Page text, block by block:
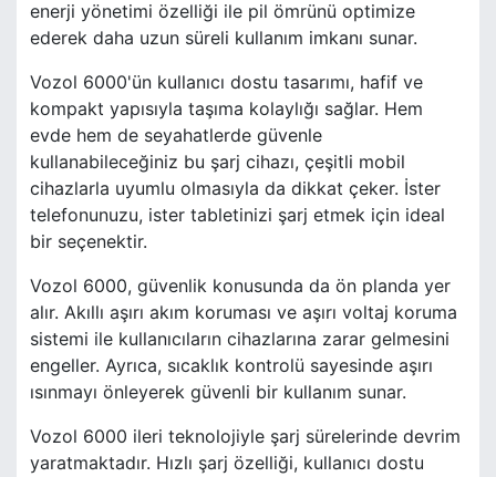
enerji yönetimi özelliği ile pil ömrünü optimize
ederek daha uzun süreli kullanım imkanı sunar.
Vozol 6000'ün kullanıcı dostu tasarımı, hafif ve
kompakt yapısıyla taşıma kolaylığı sağlar. Hem
evde hem de seyahatlerde güvenle
kullanabileceğiniz bu şarj cihazı, çeşitli mobil
cihazlarla uyumlu olmasıyla da dikkat çeker. İster
telefonunuzu, ister tabletinizi şarj etmek için ideal
bir seçenektir.
Vozol 6000, güvenlik konusunda da ön planda yer
alır. Akıllı aşırı akım koruması ve aşırı voltaj koruma
sistemi ile kullanıcıların cihazlarına zarar gelmesini
engeller. Ayrıca, sıcaklık kontrolü sayesinde aşırı
ısınmayı önleyerek güvenli bir kullanım sunar.
Vozol 6000 ileri teknolojiyle şarj sürelerinde devrim
yaratmaktadır. Hızlı şarj özelliği, kullanıcı dostu